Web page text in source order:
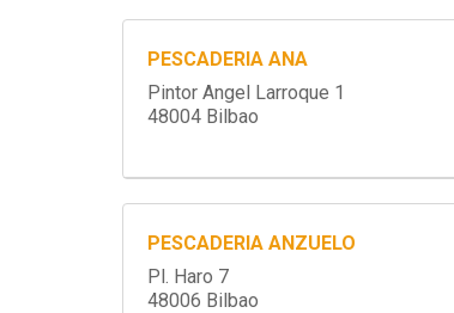
PESCADERIA ANA
Pintor Angel Larroque 1
48004 Bilbao
PESCADERIA ANZUELO
Pl. Haro 7
48006 Bilbao